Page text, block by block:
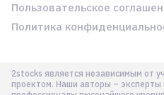
2stocks является независимым от
проектом. Наши авторы – эксперты
Пользовательское
Политика